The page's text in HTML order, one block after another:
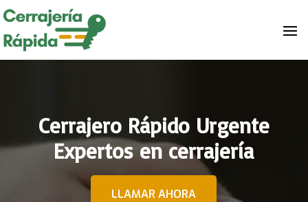
Cerrajero Rápido Urgente
Expertos en cerrajería
LLAMAR AHORA